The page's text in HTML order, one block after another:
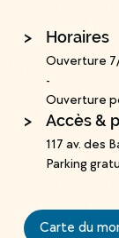
> Horaires
Ouverture
-
Ouverture
> Accès &
117 av. des
Parking
Carte du